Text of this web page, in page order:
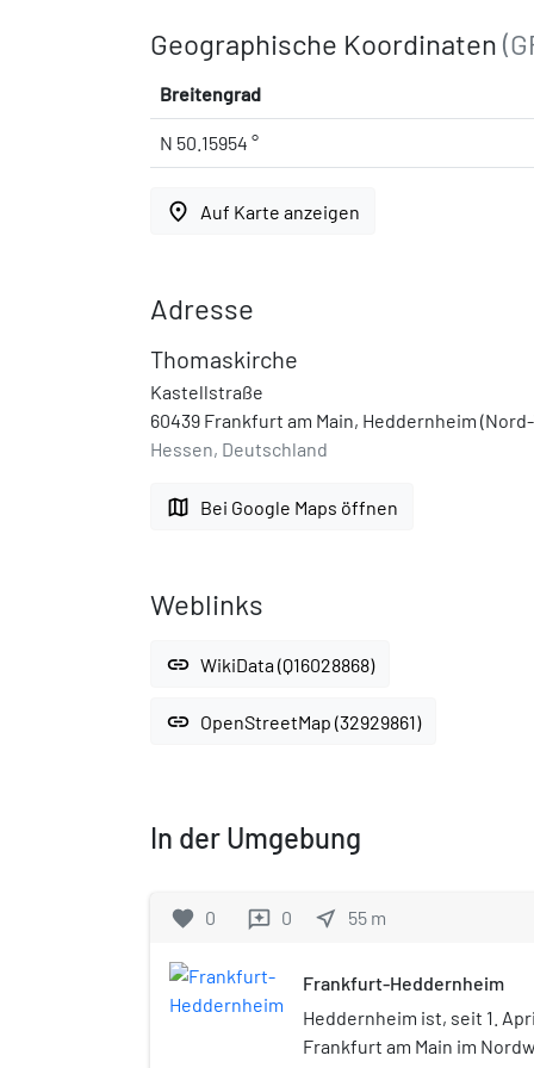
Geographische Koordinaten
Breitengrad
N 50.15954 °
place Auf Karte anzeigen
Adresse
Thomaskirche
Kastellstraße
60439 Frankfurt am Main, Heddernheim
Hessen, Deutschland
map Bei Google Maps öffnen
Weblinks
link WikiData (Q16028868)
link OpenStreetMap (32929861)
In der Umgebung
favorite 0 reviews 0 near_me 55 m
Frankfurt-Heddernheim
Heddernheim ist, seit 1.
Frankfurt am Main im